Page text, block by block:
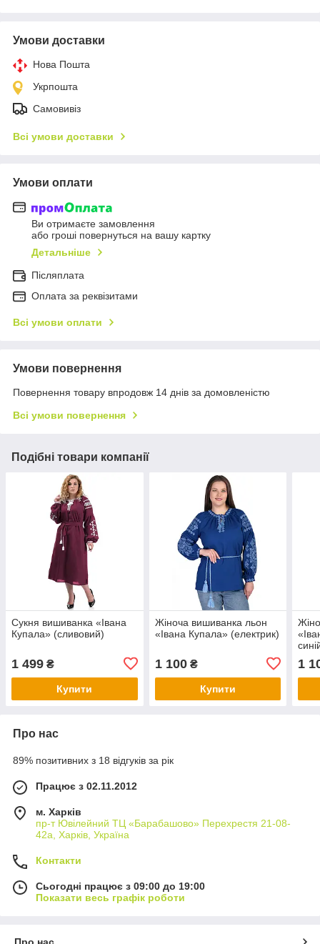
Умови доставки
Нова Пошта
Укрпошта
Самовивіз
Всі умови доставки
Умови оплати
Ви отримаєте замовлення
або гроші повернуться на вашу картку
Детальніше
Післяплата
Оплата за реквізитами
Всі умови оплати
Умови повернення
Повернення товару впродовж 14 днів за домовленістю
Всі умови повернення
Подібні товари компанії
Сукня вишиванка «Івана
Купала» (сливовий)
1 499 ₴
Купити
Жіноча вишиванка льон
«Івана Купала» (електрик)
1 100₴
Купити
1
Про нас
89% позитивних з 18 відгуків за рік
Працює з 02.11.2012
м. Харків
пр-т Ювілейний ТЦ «Барабашово» Перехрестя 21-08-
42а, Харків, Україна
Контакти
Сьогодні працює з 09:00 до 19:00
Показати весь графік роботи
Про нас